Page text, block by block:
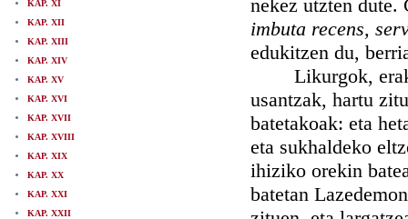
KAP. XI
KAP. XII
KAP. XIII
KAP. XIV
KAP. XV
KAP. XVI
KAP. XVII
KAP. XVIII
KAP. XIX
KAP. XX
KAP. XXI
KAP. XXII
nekez utzten
imbuta recens,
edukitzen du,
Likurgok,
usantzak, hartu
batetakoak: eta
eta sukhaldeko
ihiziko orekin
batetan